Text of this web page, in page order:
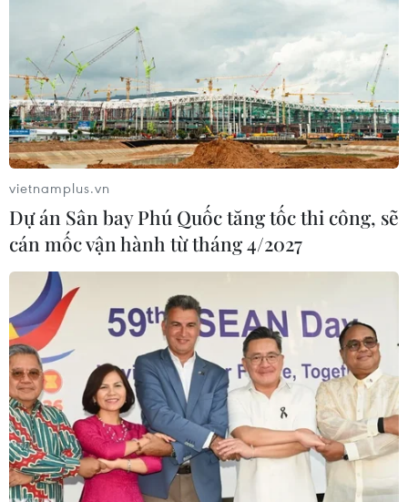
vietnamplus.vn
Dự án Sân bay Phú Quốc tăng tốc thi công, sẽ
cán mốc vận hành từ tháng 4/2027